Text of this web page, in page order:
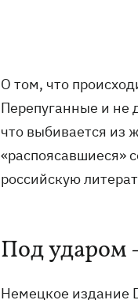
О том, что
Перепуганные и не
что выбивается из
«распоясавшиеся»
российскую
Под ударом
Немецкое издание